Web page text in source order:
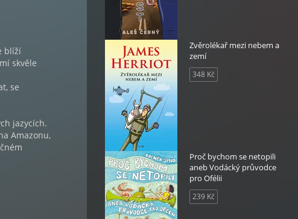
blíží
skvěle
se
jazycích.
Amazonu,
Zvěrolékař mezi nebem a
zemí
348 Kč
Proč bychom se netopili
aneb Vodácký průvodce
pro Ofélii
239 Kč